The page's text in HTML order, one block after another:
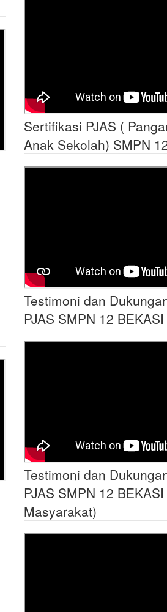
Sertifikasi PJAS (
Anak Sekolah) SMPN
Testimoni dan
PJAS SMPN 12
Testimoni dan
PJAS SMPN 12
Masyarakat)